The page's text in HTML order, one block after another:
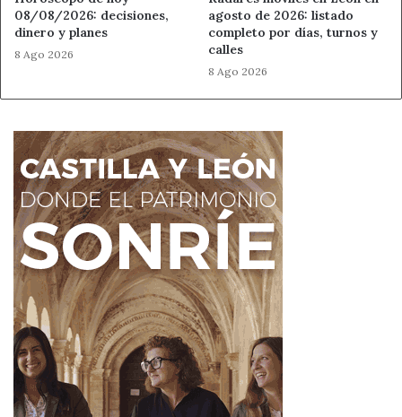
08/08/2026: decisiones,
dinero y planes
8 Ago 2026
agosto de 2026: listado
completo por días, turnos y
calles
8 Ago 2026